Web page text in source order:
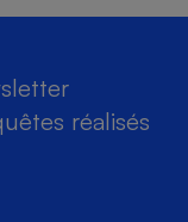
réalisés